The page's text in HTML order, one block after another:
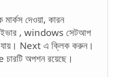
দেওয়া, কারন
, windows সেটআপ
যায়। Next এ ক্লিক করুন।
অপশন রয়েছে।